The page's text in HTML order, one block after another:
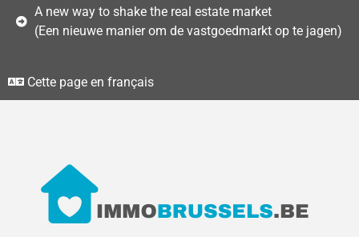
A new way to shake the real estate market
(Een nieuwe manier om de vastgoedmarkt op te jagen)
Cette page en français